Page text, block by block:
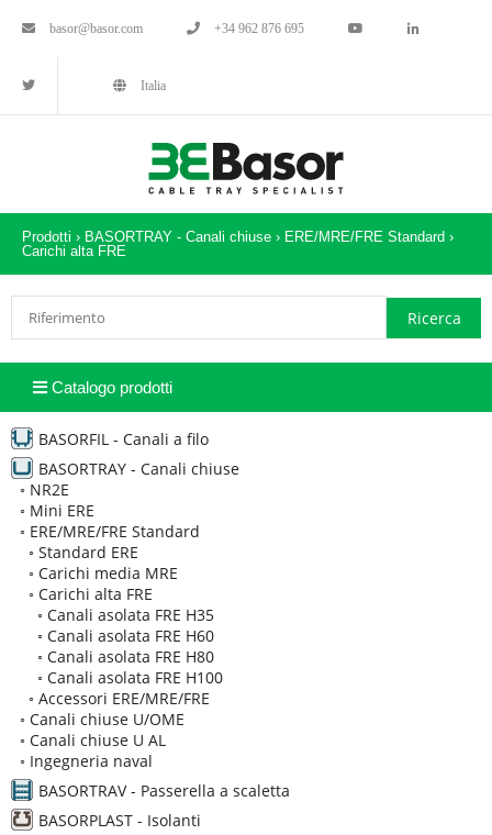
basor@basor.com +34 962 876 695
Italia
Prodotti › BASORTRAY - Canali chiuse › ERE/MRE/FRE Standard ›
Carichi alta FRE
Catalogo prodotti
BASORFIL - Canali a filo
BASORTRAY - Canali chiuse
◦ NR2E
◦ Mini ERE
◦ ERE/MRE/FRE Standard
◦ Standard ERE
◦ Carichi media MRE
◦ Carichi alta FRE
◦ Canali asolata FRE H35
◦ Canali asolata FRE H60
◦ Canali asolata FRE H80
◦ Canali asolata FRE H100
◦ Accessori ERE/MRE/FRE
◦ Canali chiuse U/OME
◦ Canali chiuse U AL
◦ Ingegneria naval
BASORTRAV - Passerella a scaletta
BASORPLAST - Isolanti